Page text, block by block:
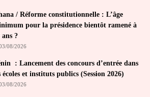
/ Réforme constitutionnelle : L’âge
pour la présidence bientôt ramené à
ans ?
08/2026
: Lancement des concours d’entrée dans
écoles et instituts publics (Session 2026)
08/2026